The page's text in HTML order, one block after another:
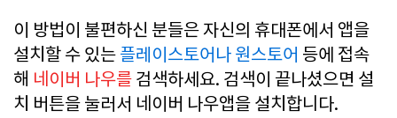
이 방법이 불편하신 분들은 자신의 휴대폰에서 앱을
설치할 수 있는 플레이스토어나 원스토어 등에 접속
해 네이버 나우를 검색하세요. 검색이 끝나셨으면 설
치 버튼을 눌러서 네이버 나우앱을 설치합니다.